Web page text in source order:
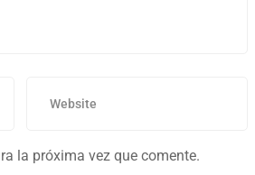
la próxima vez que comente.